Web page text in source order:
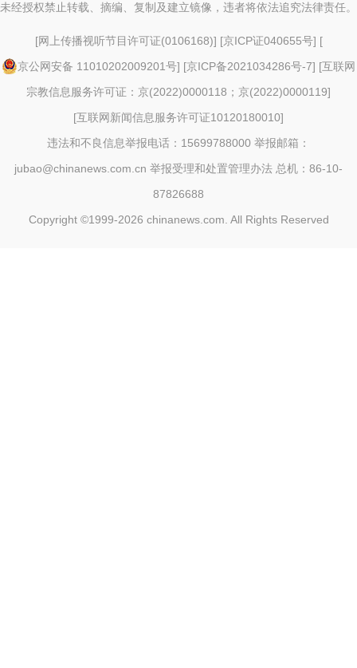
未经授权禁止转载、摘编、复制及建立镜像，违者将依法追究法律责任。
[网上传播视听节目许可证(0106168)] [京ICP证040655号] [
京公网安备 11010202009201号] [京ICP备2021034286号-7] [互联网
宗教信息服务许可证：京(2022)0000118；京(2022)0000119]
[互联网新闻信息服务许可证10120180010]
违法和不良信息举报电话：15699788000 举报邮箱：
jubao@chinanews.com.cn 举报受理和处置管理办法 总机：86-10-
87826688
Copyright ©1999-2026 chinanews.com. All Rights Reserved